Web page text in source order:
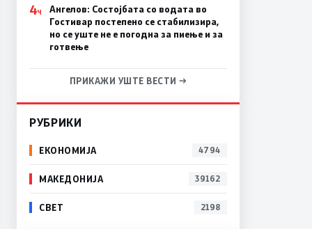
4Ч
Ангелов: Состојбата со водата во
Гостивар постепено се стабилизира,
но се уште не е погодна за пиење и за
готвење
ПРИКАЖИ УШТЕ ВЕСТИ →
РУБРИКИ
ЕКОНОМИЈА 4794
МАКЕДОНИЈА 39162
СВЕТ 2198